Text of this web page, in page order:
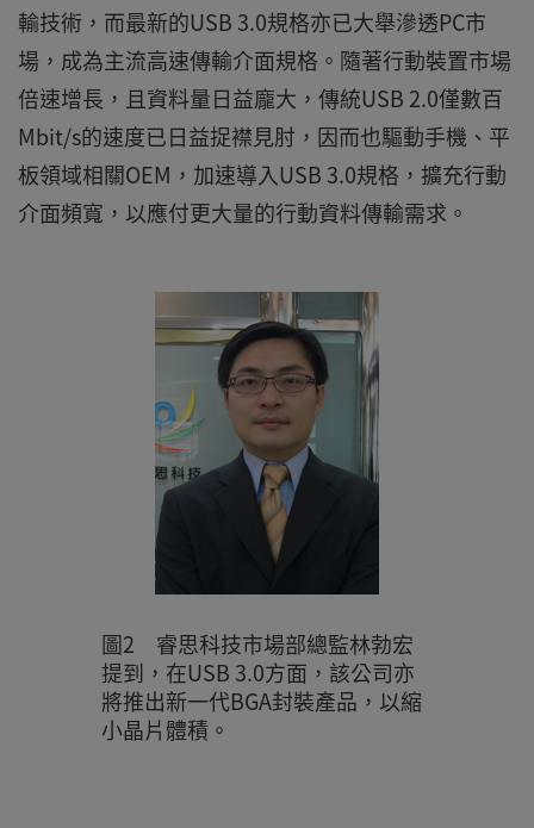
輸技術，而最新的USB 3.0規格亦已大舉滲透PC市
場，成為主流高速傳輸介面規格。隨著行動裝置市場
倍速增長，且資料量日益龐大，傳統USB 2.0僅數百
Mbit/s的速度已日益捉襟見肘，因而也驅動手機、平
板領域相關OEM，加速導入USB 3.0規格，擴充行動
介面頻寬，以應付更大量的行動資料傳輸需求。
圖2 睿思科技市場部總監林勃宏
提到，在USB 3.0方面，該公司亦
將推出新一代BGA封裝產品，以縮
小晶片體積。